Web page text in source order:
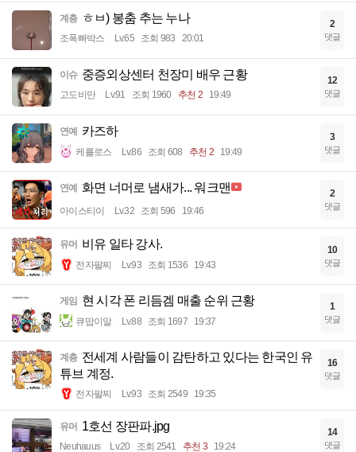
계층 ㅎㅂ) 봉춤 추는 누나
조폭빠박스 Lv.65 조회 983 20:01
2
댓글
이슈 중증외상센터 천장미 배우 근황
고도비만 Lv.91 조회 1960 추천 2 19:49
12
댓글
연예 카즈하
케를로스 Lv.86 조회 608 추천 2 19:49
3
댓글
연예 화면 너머로 냄새가... 워크맨
아이스티이 Lv.32 조회 596 19:46
2
댓글
유머 비유 일타 강사.
전자팔찌 Lv.93 조회 1536 19:43
10
댓글
게임 현 시각 폰 리듬겜 매출 순위 근황
큐땁이알 Lv.88 조회 1697 19:37
1
댓글
계층 전세계 사람들이 감탄하고 있다는 한국인 유
튜브 계정.
전자팔찌 Lv.93 조회 2549 19:35
16
댓글
유머 1호선 장판파.jpg
Neuhauus Lv.20 조회 2541 추천 3 19:24
14
댓글